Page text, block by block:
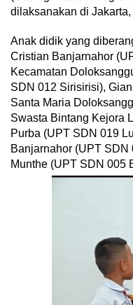
dilaksanakan di
Anak didik yang
Cristian Banjarnahor
Kecamatan
SDN 012 Sirisirisi),
Santa Maria
Swasta Bintang Kejora
Purba (UPT SDN 019
Banjarnahor (UPT SDN
Munthe (UPT SDN 005